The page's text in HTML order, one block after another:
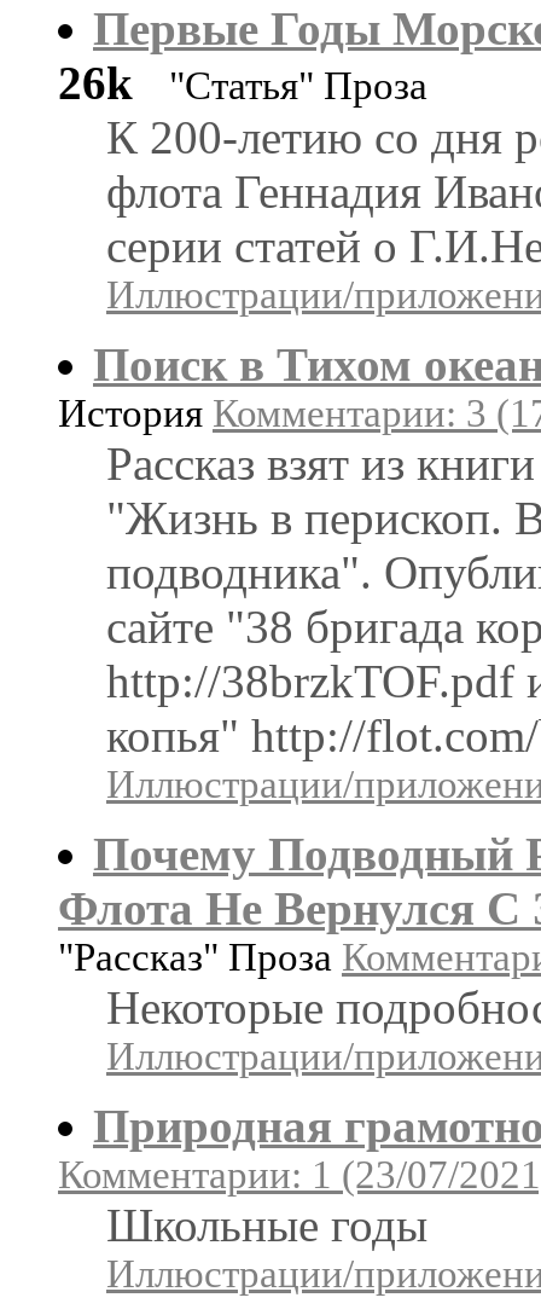
Первые Годы
26k
"Статья" Проза
К 200-летию со дня
флота Геннадия
серии статей о
Иллюстрации/
Поиск в Тихом
История Комментарии: 3
Рассказ взят из
"Жизнь в перископ.
подводника".
сайте "38 бригада
http://38brzkTOF.pdf
копья" http://
Иллюстрации/
Почему Подводный
Флота Не Вернулся С
"Рассказ" Проза
Некоторые
Иллюстрации/
Природная
Комментарии: 1 (23/07/
Школьные годы
Иллюстрации/